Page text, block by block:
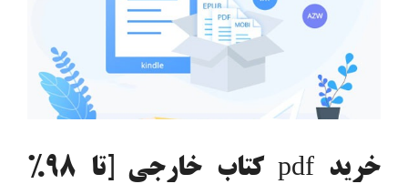
خرید pdf کتاب خارجی [تا 98%